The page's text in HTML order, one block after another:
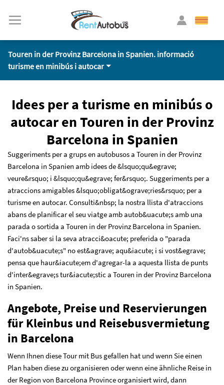
Touren in der Provinz Barcelona in Spanien. informació
turisme en minibús i autocar
Idees per a turisme en minibús o
autocar en Touren in der Provinz
Barcelona in Spanien
Suggeriments per a grups en autobusos a Touren in der Provinz
Barcelona in Spanien amb idees de &lsquo;qu&egrave;
veure&rsquo; i &lsquo;qu&egrave; fer&rsquo;. Suggeriments per a
atraccions amigables &lsquo;obligat&ograve;ries&rsquo; per a
turisme en autocar. Consulti&nbsp; la nostra llista d'atraccions
abans de planificar el seu viatge amb autob&uacute;s amb una
parada o sortida a Touren in der Provinz Barcelona in Spanien.
Faci'ns saber si la seva atracci&oacute; preferida o "parada
d'autob&uacute;s" no est&agrave; aqu&iacute; i si vost&egrave;
pensa que haur&iacute;em d'agregar-la a aquesta llista de punts
d'inter&egrave;s tur&iacute;stic a Touren in der Provinz Barcelona
in Spanien.
Angebote, Preise und Reservierungen
für Kleinbus und Reisebusvermietung
in Barcelona
Wenn Ihnen diese Tour mit Bus gefallen hat und wenn Sie einen
Plan haben diese zu organisieren oder wenn eine ähnliche Reise in
der Region von Barcelona Province organisiert wird, dann